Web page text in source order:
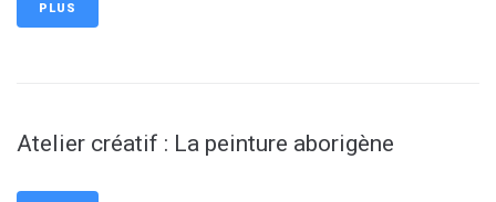
PLUS
Atelier créatif : La peinture aborigène